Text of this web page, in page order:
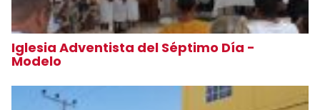
Iglesia Adventista del Séptimo Día -
Modelo